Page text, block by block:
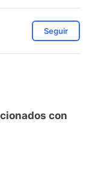
Seguir
con